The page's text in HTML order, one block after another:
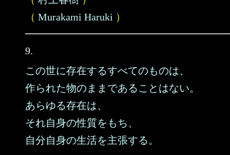
（ Murakami Haruki ）
9.
この世に存在するすべてのものは、
作られた物のままであることはない。
あらゆる存在は、
それ自身の性質をもち、
自分自身の生活を主張する。